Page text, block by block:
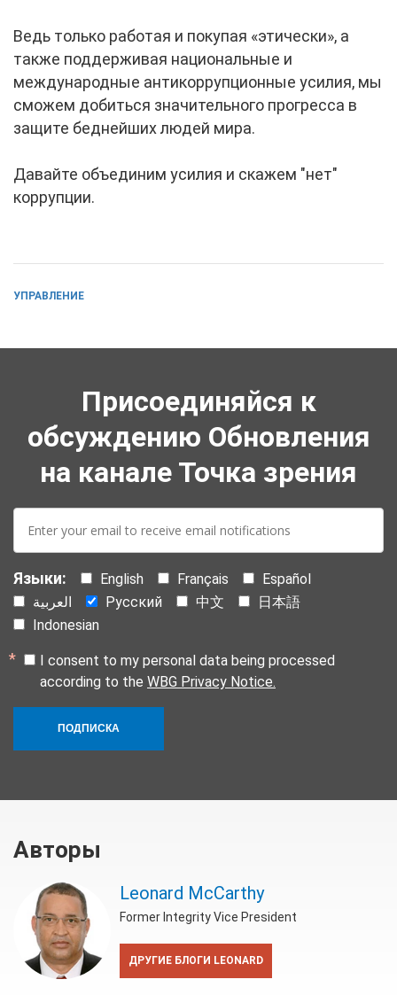
Ведь только работая и покупая «этически», а
также поддерживая национальные и
международные антикоррупционные усилия, мы
сможем добиться значительного прогресса в
защите беднейших людей мира.
Давайте объединим усилия и скажем "нет"
коррупции.
УПРАВЛЕНИЕ
Присоединяйся к
обсуждению Обновления
на канале Точка зрения
mail:
Языки: English Français
Español
العربية
Русский 中文
日本語
Indonesian
I consent to my personal data being processed
according to the WBG Privacy Notice.
ПОДПИСКА
Авторы
Leonard McCarthy
Former Integrity Vice President
ДРУГИЕ БЛОГИ LEONARD